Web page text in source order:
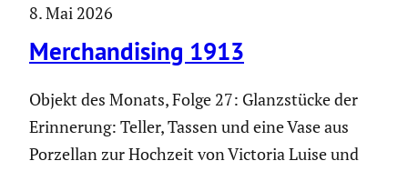
8. Mai 2026
Merchan­di­sing 1913
Objekt des Monats, Folge 27: Glanz­stücke der
Erinne­rung: Teller, Tassen und eine Vase aus
Porzellan zur Hochzeit von Victoria Luise und